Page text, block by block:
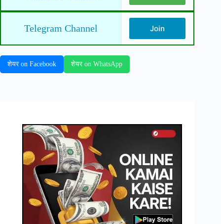
Telegram Channel Join
शेयर on Facebook शेयर on WhatsApp